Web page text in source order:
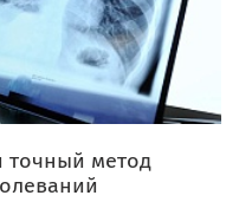
точный метод